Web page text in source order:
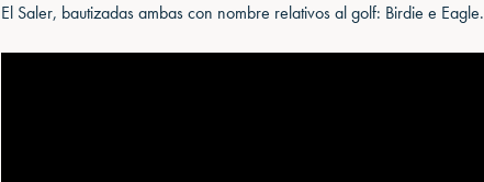
El Saler, bautizadas ambas con nombre relativos al golf: Birdie e Eagle.